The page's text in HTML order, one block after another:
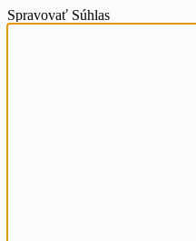
Spravovať Súhlas